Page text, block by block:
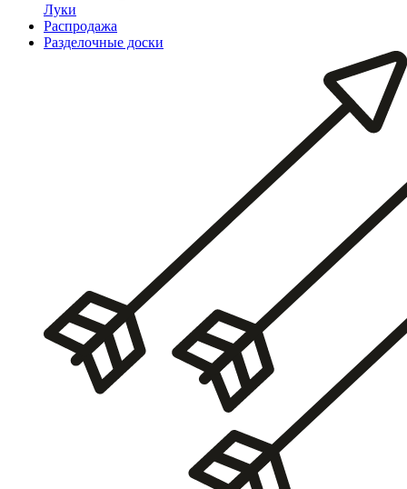
Луки
Распродажа
Разделочные доски